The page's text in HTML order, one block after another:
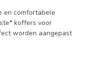
en comfortabele
koffers voor
worden aangepast